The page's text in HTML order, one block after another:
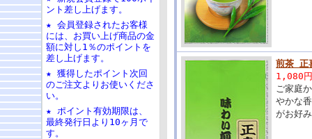
ント差し上げます。
★ 会員登録されたお客様
には、お買い上げ商品の金
額に対し1％のポイントを
差し上げます。
★ 獲得したポイント次回
のご注文よりお使いくださ
い。
★ ポイント有効期限は、
最終発行日より10ヶ月で
す。
煎茶 正
1,080
ご家庭
やかな
がお好